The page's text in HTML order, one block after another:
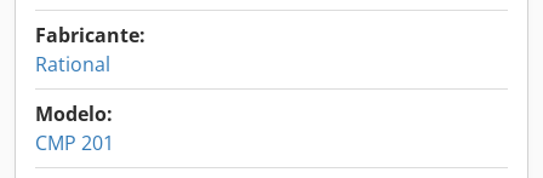
Fabricante:
Rational
Modelo:
CMP 201